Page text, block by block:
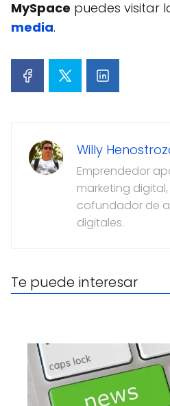
MySpace puedes visitar
media.
Willy
Emprendedor
marketing
cofundador de
digitales.
Te puede interesar